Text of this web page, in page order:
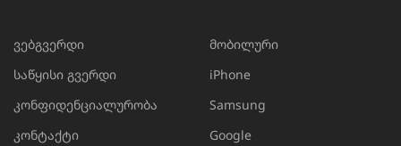
ვებგვერდი
საწყისი გვერდი
კონფიდენციალურობა
კონტაქტი
მობილური
iPhone
Samsung
Google